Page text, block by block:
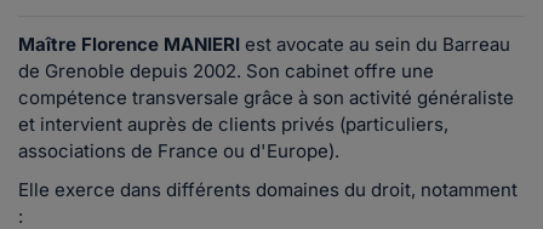
Maître Florence MANIERI est avocate au sein du Barreau
de Grenoble depuis 2002. Son cabinet offre une
compétence transversale grâce à son activité généraliste
et intervient auprès de clients privés (particuliers,
associations de France ou d'Europe).
Elle exerce dans différents domaines du droit, notamment
: